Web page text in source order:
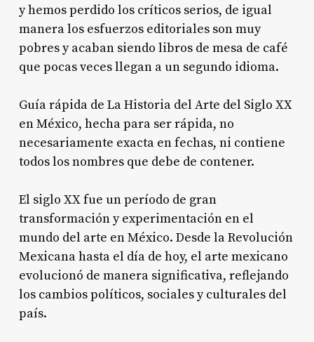
y hemos perdido los críticos serios, de igual
manera los esfuerzos editoriales son muy
pobres y acaban siendo libros de mesa de café
que pocas veces llegan a un segundo idioma.
Guía rápida de La Historia del Arte del Siglo XX
en México, hecha para ser rápida, no
necesariamente exacta en fechas, ni contiene
todos los nombres que debe de contener.
El siglo XX fue un período de gran
transformación y experimentación en el
mundo del arte en México. Desde la Revolución
Mexicana hasta el día de hoy, el arte mexicano
evolucionó de manera significativa, reflejando
los cambios políticos, sociales y culturales del
país.